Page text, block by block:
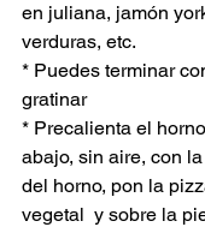
en juliana, jamón
verduras, etc.
* Puedes terminar
gratinar
* Precalienta el
abajo, sin aire, con
del horno, pon la
vegetal  y sobre la